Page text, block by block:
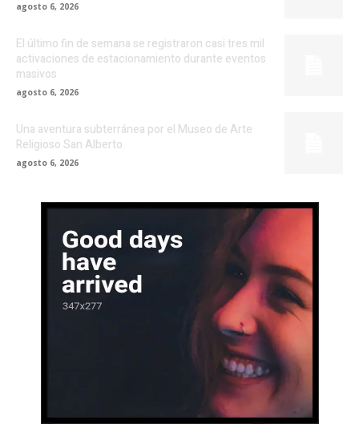
agosto 6, 2026
El último fin de semana se registraron casi tres mil
activaciones de estacionamiento durante eventos
masivos
agosto 6, 2026
Una aventura subterránea por el Museo de Arte
Religioso San Alberto
agosto 6, 2026